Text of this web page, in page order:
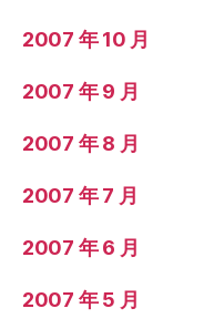
2007 年 10 月
2007 年 9 月
2007 年 8 月
2007 年 7 月
2007 年 6 月
2007 年 5 月